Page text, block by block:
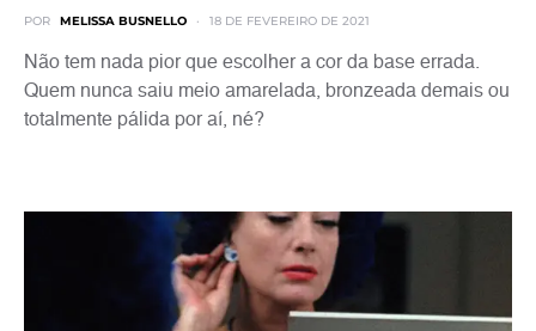
POR MELISSA BUSNELLO 18 DE FEVEREIRO DE 2021
Não tem nada pior que escolher a cor da base errada.
Quem nunca saiu meio amarelada, bronzeada demais ou
totalmente pálida por aí, né?